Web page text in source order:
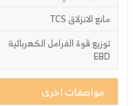
مانع الانزلاق TCS
توزيع قوة الفرامل الكهربائية
EBD
مواصفات اخرى